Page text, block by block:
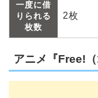
一度に借
りられる
枚数
2枚
アニメ『Free!